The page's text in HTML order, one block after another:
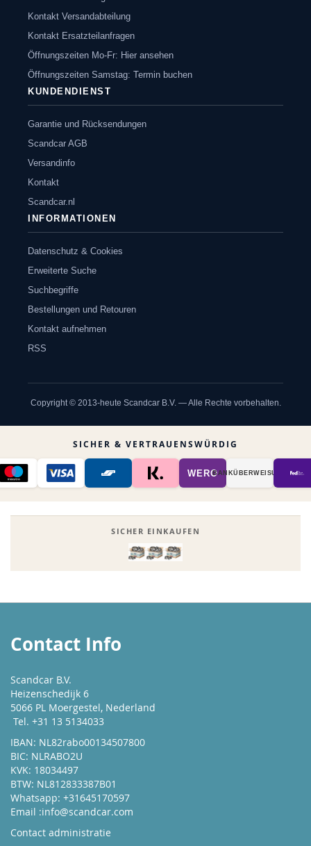
Kontakt Versandabteilung
Kontakt Ersatzteilanfragen
Öffnungszeiten Mo-Fr: Hier ansehen
Öffnungszeiten Samstag: Termin buchen
KUNDENDIENST
Garantie und Rücksendungen
Scandcar AGB
Versandinfo
Kontakt
Scandcar.nl
INFORMATIONEN
Datenschutz & Cookies
Erweiterte Suche
Suchbegriffe
Bestellungen und Retouren
Kontakt aufnehmen
RSS
Copyright © 2013-heute Scandcar B.V. — Alle Rechte vorbehalten.
SICHER & VERTRAUENSWÜRDIG
WEROBANK­ÜBER­WEISUNG
SICHER EINKAUFEN
Contact Info
Scandcar B.V.
Heizenschedijk 6
5066 PL Moergestel, Nederland
Tel. +31 13 5134033
IBAN: NL82rabo00134507800
BIC: NLRABO2U
KVK: 18034497
BTW: NL812833387B01
Whatsapp: +31645170597
Email :info@scandcar.com
Contact administratie